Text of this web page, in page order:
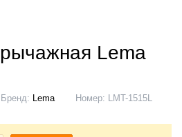
Lema
Бренд: Lema Номер: LMT-1515L